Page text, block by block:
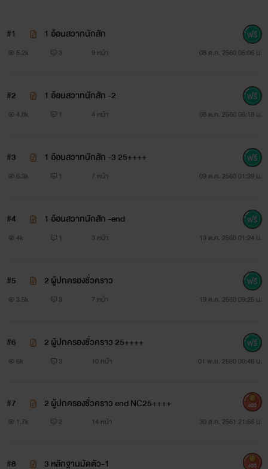
สาวน้อยวัยย่างยี่สิบสอง เธอเป็นเชียร์ลีดเดอร์ของมหาวิทยาลัย
เธอกลับหลงรักรอยสักจนอยากมีรอยสักบนร่างกายของตัวเอง
แต่ก็ถูกพี่ชายห้ามปรามมาตลอด
จนกระทั่งวันเกิดของเธอ เธอก็ได้ตัดสินใจเข้าไปสักที่ร้านสักแห่ง
แต่ดิวลดาก็ข่มความอายยอมถอดเสื้อให้เขาสักจนได้รอยสักมา
แต่เขาไม่ได้แค่ประทับรอยสักบนร่างกายของเธอเท่านั้น
ดิวลดาคิดว่าตัวเองคงไม่มีวันสมหวัง
แต่แล้ววันหนึ่งก็เหมือนเทพอุ้มสมเมื่อพี่ชายและพี่สะใภ้ต้องเดิน
ทางไปต่างประเทศ
#1 1 อ้อนสวาทนักสัก
5.2k 3 9 หน้า 08 ต.ค. 2560 05:06 น.
#2 1 อ้อนสวาทนักสัก -2
4.8k 1 4 หน้า 08 ต.ค. 2560 06:18 น.
#3 1 อ้อนสวาทนักสัก -3 25++++
6.3k 1 7 หน้า 09 ต.ค. 2560 01:39 น.
#4 1 อ้อนสวาทนักสัก -end
4k 1 3 หน้า 13 ต.ค. 2560 01:24 น.
#5 2 ผู้ปกครองชั่วคราว
3.5k 3 7 หน้า 19 ต.ค. 2560 09:25 น.
#6 2 ผู้ปกครองชั่วคราว 25++++
6k 3 10 หน้า 01 พ.ย. 2560 00:46 น.
#7 2 ผู้ปกครองชั่วคราว end NC25++++
1.7k 2 14 หน้า 30 ส.ค. 2561 21:56 น.
400
#8 3 หลักฐานมัดตัว-1 400